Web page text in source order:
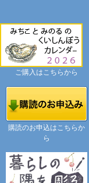
ご購入はこちらから
購読のお申込はこちらか
ら